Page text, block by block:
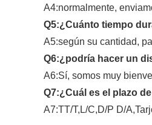
A4:normalmente,
Q5:¿Cuánto tiempo
A5:según su cantidad,
Q6:¿podría hacer un
A6:Sí, somos muy
Q7:¿Cuál es el plazo
A7:TT/T,L/C,D/P D/